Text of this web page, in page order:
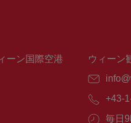
ーン国際空港
ウィーン
E
ー
ル：
電
+43-
営
毎日